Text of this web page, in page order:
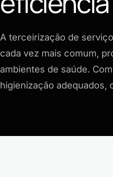
A terceirização de
cada vez mais comum,
ambientes de saúde.
higienização adequados,